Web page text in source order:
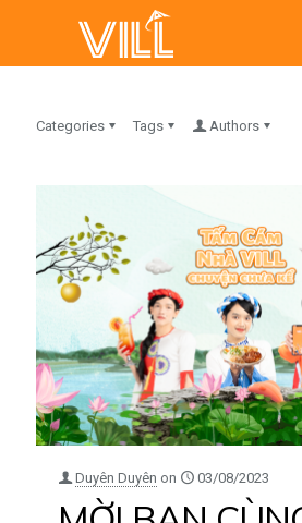
Categories Tags Authors
Duyên Duyên on 03/08/2023